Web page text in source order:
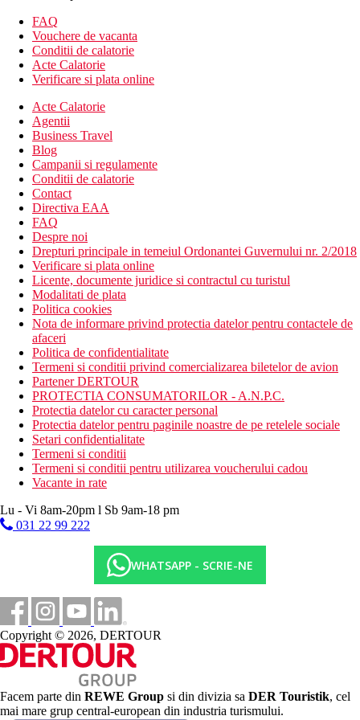
piscina, balcon
Camera dubla, Deluxe, vedere la mare: vedere la mare,
balcon
Hotelul dispune de:
hol de intrare cu receptie
un total de 4 restaurante și baruri
WiFi gratuit
club pentru copii
SPA
3 piscine
Wifi gratuit
Descrierea plajei
plaja de nisip chiar langa hotel
sezlonguri si umbrele gratuite
Activitati sportive gratuite
fitness
Activitati sportive contra cost
sporturi acvatice
scufundari
pescuit
Spa
Mese
Mic dejun
mic dejun tip bufet sau meniu fix la restaurant
Demipensiune plus
mic dejun tip bufet sau meniu fix la restaurant
pranz sau cina tip bufet sau meniu fix in Restaurant sau
Pool Lounge, pretul include si bauturi racoritoare
selectate, cafea si ceai
Pensiune completa plus
mic dejun tip bufet sau meniu fix la restaurant
pranz tip bufet sau meniu fix in Restaurant sau Pool
Lounge, pretul include si bauturi racoritoare selectate,
cafea si ceai
cina tip bufet sau meniu fix in Restaurant sau Pool
Lounge, pretul include si bauturi racoritoare selectate,
cafea si ceai
FAQ
Vouchere de vacanta
Conditii de calatorie
Acte Calatorie
Verificare si plata online
Acte Calatorie
Agentii
Business Travel
Blog
Campanii si regulamente
Conditii de calatorie
Contact
Directiva EAA
FAQ
Despre noi
Drepturi principale in temeiul Ordonantei Guvernului nr. 2/2018
Verificare si plata online
Licente, documente juridice si contractul cu turistul
Modalitati de plata
Politica cookies
Nota de informare privind protectia datelor pentru contactele de
afaceri
Politica de confidentialitate
Termeni si conditii privind comercializarea biletelor de avion
Partener DERTOUR
PROTECTIA CONSUMATORILOR - A.N.P.C.
Protectia datelor cu caracter personal
Protectia datelor pentru paginile noastre de pe retelele sociale
Setari confidentialitate
Termeni si conditii
Termeni si conditii pentru utilizarea voucherului cadou
Vacante in rate
Lu - Vi 8am-20pm l Sb 9am-18 pm
031 22 99 222
WHATSAPP - SCRIE-NE
Copyright © 2026, DERTOUR
Facem parte din REWE Group si din divizia sa DER Touristik, cel
mai mare grup central-european din industria turismului.